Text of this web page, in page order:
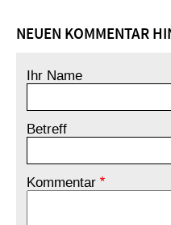
NEUEN KOMMENTAR
Ihr Name
Betreff
Kommentar